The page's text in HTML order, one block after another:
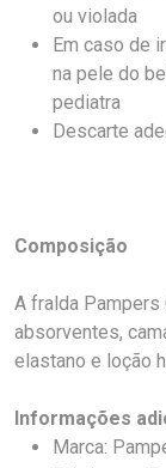
ou violada
Em caso de
na pele do
pediatra
Descarte
Composição
A fralda
absorventes,
elastano e loção
Informações
Marca: